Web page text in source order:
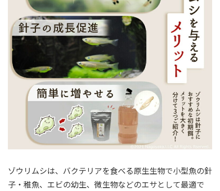
ゾウリムシは、バクテリアを食べる原生生物で小型魚の針
子・稚魚、エビの幼生、微生物などのエサとして最適で